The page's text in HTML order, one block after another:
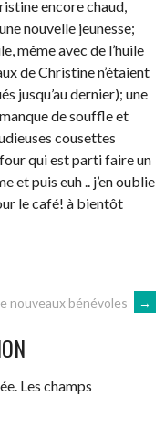
encore chaud,
nouvelle jeunesse;
même avec de l’huile
de Christine n’étaient
jusqu’au dernier); une
de souffle et
cousettes
qui est parti faire un
et puis euh .. j’en oublie
le café! à bientôt
nouveaux bénévoles →
Les champs